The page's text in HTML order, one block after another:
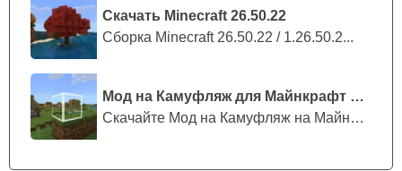
Скачать Minecraft 26.50.22
Сборка Minecraft 26.50.22 / 1.26.50.2...
Мод на Камуфляж для Майнкрафт ПЕ
Скачайте Мод на Камуфляж на Майнкрафт...
урона.
Новые жители предпочитают есть картофель, поэтому их
можно кормить этим овощем.